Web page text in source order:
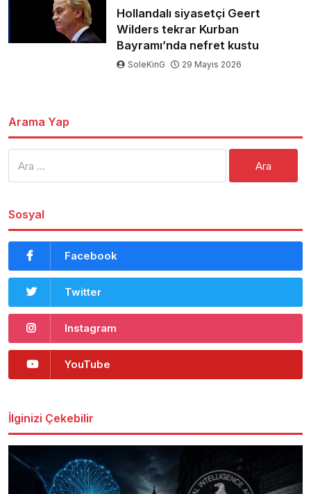
Hollandalı siyasetçi Geert
Wilders tekrar Kurban
Bayramı’nda nefret kustu
SoleKinG 29 Mayıs 2026
Arama Yap
Sosyal
Facebook
Twitter
Instagram
YouTube
İlginizi Çekebilir